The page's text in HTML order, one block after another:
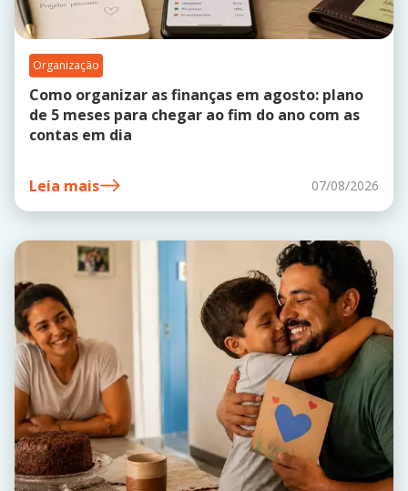
Organização
Como organizar as finanças em agosto: plano
de 5 meses para chegar ao fim do ano com as
contas em dia
Leia mais 07/08/2026